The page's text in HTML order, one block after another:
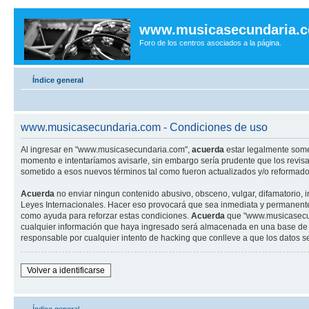
Foro de los centros asociados a la página.
Índice general
www.musicasecundaria.com - Condiciones de uso
Al ingresar en "www.musicasecundaria.com", acuerda estar legalmente
momento e intentaríamos avisarle, sin embargo sería prudente que los
sometido a esos nuevos términos tal como fueron actualizados y/o
Acuerda no enviar ningun contenido abusivo, obsceno, vulgar,
Leyes Internacionales. Hacer eso provocará que sea inmediata y
como ayuda para reforzar estas condiciones. Acuerda que
cualquier información que haya ingresado será almacenada en una base
responsable por cualquier intento de hacking que conlleve a que los datos
Volver a identificarse